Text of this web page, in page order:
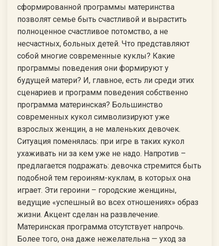
сформированной программы материнства
позволят семье быть счастливой и вырастить
полноценное счастливое потомство, а не
несчастных, больных детей. Что представляют
собой многие современные куклы? Какие
программы поведения они формируют у
будущей матери? И, главное, есть ли среди этих
сценариев и программ поведения собственно
программа материнская? Большинство
современных кукол символизируют уже
взрослых женщин, а не маленьких девочек.
Ситуация поменялась: при игре в таких кукол
ухаживать ни за кем уже не надо. Напротив –
предлагается подражать: девочка стремится быть
подобной тем героиням-куклам, в которых она
играет. Эти героини – городские женщины,
ведущие «успешный во всех отношениях» образ
жизни. Акцент сделан на развлечение.
Материнская программа отсутствует напрочь.
Более того, она даже нежелательна — уход за